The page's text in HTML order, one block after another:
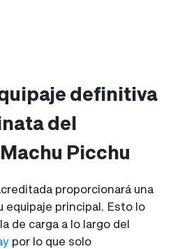
definitiva
del
Picchu
proporcionará una
equipaje principal. Esto lo
de carga a lo largo del
por lo que solo